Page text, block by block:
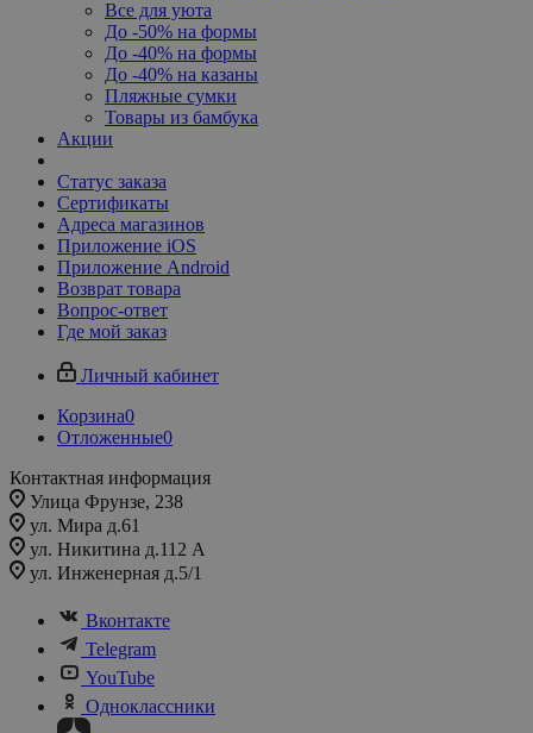
Все для уюта
До -50% на формы
До -40% на формы
До -40% на казаны
Пляжные сумки
Товары из бамбука
Акции
Статус заказа
Сертификаты
Адреса магазинов
Приложение iOS
Приложение Android
Возврат товара
Вопрос-ответ
Где мой заказ
Личный кабинет
Корзина0
Отложенные0
Контактная информация
Улица Фрунзе, 238​
ул. Мира д.61
ул. Никитина д.112 А
ул. Инженерная д.5/1
Вконтакте
Telegram
YouTube
Одноклассники